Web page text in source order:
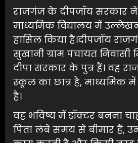
राजगंज के दीपजॉय सरकार
माध्यमिक विद्यालय में
हासिल किया है।दीपजॉय
सुखानी ग्राम पंचायत
दीपा सरकार के पुत्र हैं। वह
स्कूल का छात्र है, माध्यमिक
है।
वह भविष्य में डॉक्टर बनना
पिता लंबे समय से बीमार हैं,